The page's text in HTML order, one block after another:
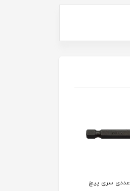
ست 15 عددی سری پیچ